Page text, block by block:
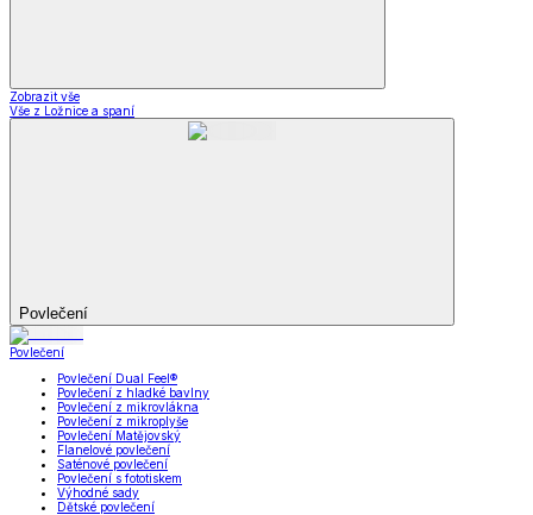
Zobrazit vše
Vše z Ložnice a spaní
Povlečení
Povlečení
Povlečení Dual Feel®
Povlečení z hladké bavlny
Povlečení z mikrovlákna
Povlečení z mikroplyše
Povlečení Matějovský
Flanelové povlečení
Saténové povlečení
Povlečení s fototiskem
Výhodné sady
Dětské povlečení